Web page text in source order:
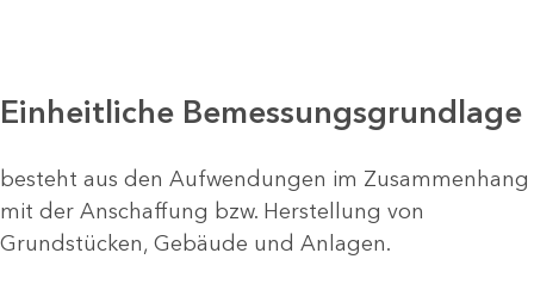
Einheitliche Bemessungsgrundlage
besteht aus den Aufwendungen im Zusammenhang
mit der Anschaffung bzw. Herstellung von
Grundstücken, Gebäude und Anlagen.